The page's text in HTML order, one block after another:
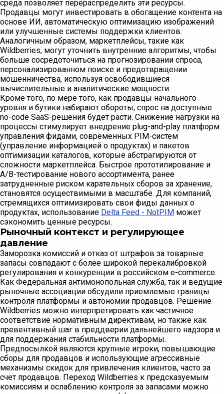
среда позволяет перераспределить эти ресурсы.
Продавцы могут инвестировать в обогащение контента на
основе ИИ, автоматическую оптимизацию изображений
или улучшенные системы поддержки клиентов.
Аналогичным образом, маркетплейсы, такие как
Wildberries, могут уточнить внутренние алгоритмы, чтобы
больше сосредоточиться на прогнозировании спроса,
персонализированном поиске и предотвращении
мошенничества, используя освободившиеся
вычислительные и аналитические мощности.
Кроме того, по мере того, как продавцы начального
уровня и бутики набирают обороты, спрос на доступные
no-code SaaS-решения будет расти. Снижение нагрузки на
процессы стимулирует внедрение plug-and-play платформ
управления фидами, современных PIM-систем
(управление информацией о продуктах) и пакетов
оптимизации каталогов, которые абстрагируются от
сложности маркетплейса. Быстрое прототипирование и
A/B-тестирование нового ассортимента, ранее
затрудненные риском карательных сборов за хранение,
становятся осуществимыми в масштабе. Для компаний,
стремящихся оптимизировать свои фиды данных о
продуктах, использование Delta Feed - NotPIM может
сэкономить ценные ресурсы.
Рыночный контекст и регулирующее
давление
Заморозка комиссий и отказ от штрафов за товарные
запасы совпадают с более широкой перекалибровкой
регулирования и конкуренции в российском e-commerce.
Как Федеральная антимонопольная служба, так и ведущие
рыночные ассоциации обсудили приемлемые границы
контроля платформы и автономии продавцов. Решение
Wildberries можно интерпретировать как частичное
соответствие нормативным директивам, но также как
превентивный шаг в преддверии дальнейшего надзора и
для поддержания стабильности платформы.
Предпосылкой являются крупные игроки, повышающие
сборы для продавцов и использующие агрессивные
механизмы скидок для привлечения клиентов, часто за
счет продавцов. Переход Wildberries к предсказуемым
комиссиям и ослаблению контроля за запасами можно